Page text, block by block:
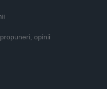
opinii